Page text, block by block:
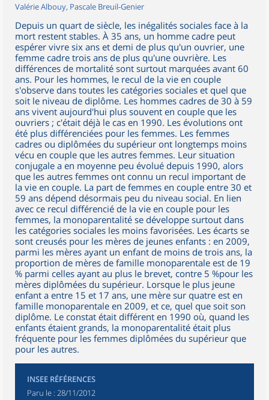
Valérie Albouy, Pascale Breuil-Genier
Depuis un quart de siècle, les inégalités sociales face à la
mort restent stables. À 35 ans, un homme cadre peut
espérer vivre six ans et demi de plus qu'un ouvrier, une
femme cadre trois ans de plus qu'une ouvrière. Les
différences de mortalité sont surtout marquées avant 60
ans. Pour les hommes, le recul de la vie en couple
s'observe dans toutes les catégories sociales et quel que
soit le niveau de diplôme. Les hommes cadres de 30 à 59
ans vivent aujourd'hui plus souvent en couple que les
ouvriers ; c'était déjà le cas en 1990. Les évolutions ont
été plus différenciées pour les femmes. Les femmes
cadres ou diplômées du supérieur ont longtemps moins
vécu en couple que les autres femmes. Leur situation
conjugale a en moyenne peu évolué depuis 1990, alors
que les autres femmes ont connu un recul important de
la vie en couple. La part de femmes en couple entre 30 et
59 ans dépend désormais peu du niveau social. En lien
avec ce recul différencié de la vie en couple pour les
femmes, la monoparentalité se développe surtout dans
les catégories sociales les moins favorisées. Les écarts se
sont creusés pour les mères de jeunes enfants : en 2009,
parmi les mères ayant un enfant de moins de trois ans, la
proportion de mères de famille monoparentale est de 19
% parmi celles ayant au plus le brevet, contre 5 %pour les
mères diplômées du supérieur. Lorsque le plus jeune
enfant a entre 15 et 17 ans, une mère sur quatre est en
famille monoparentale en 2009, et ce, quel que soit son
diplôme. Le constat était différent en 1990 où, quand les
enfants étaient grands, la monoparentalité était plus
fréquente pour les femmes diplômées du supérieur que
pour les autres.
INSEE RÉFÉRENCES
Paru le : 28/11/2012